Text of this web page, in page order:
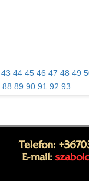
43 44 45 46 47 48 49
88 89 90 91 92 93
Telefon:
E-mail: